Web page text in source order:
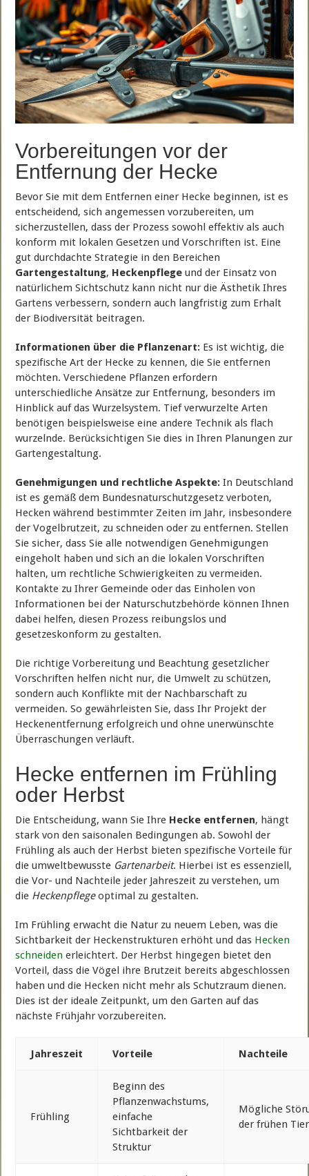
Vorbereitungen vor der
Entfernung der Hecke
Bevor Sie mit dem Entfernen einer Hecke beginnen, ist es
entscheidend, sich angemessen vorzubereiten, um
sicherzustellen, dass der Prozess sowohl effektiv als auch
konform mit lokalen Gesetzen und Vorschriften ist. Eine
gut durchdachte Strategie in den Bereichen
Gartengestaltung, Heckenpflege und der Einsatz von
natürlichem Sichtschutz kann nicht nur die Ästhetik Ihres
Gartens verbessern, sondern auch langfristig zum Erhalt
der Biodiversität beitragen.
Informationen über die Pflanzenart: Es ist wichtig, die
spezifische Art der Hecke zu kennen, die Sie entfernen
möchten. Verschiedene Pflanzen erfordern
unterschiedliche Ansätze zur Entfernung, besonders im
Hinblick auf das Wurzelsystem. Tief verwurzelte Arten
benötigen beispielsweise eine andere Technik als flach
wurzelnde. Berücksichtigen Sie dies in Ihren Planungen zur
Gartengestaltung.
Genehmigungen und rechtliche Aspekte: In Deutschland
ist es gemäß dem Bundesnaturschutzgesetz verboten,
Hecken während bestimmter Zeiten im Jahr, insbesondere
der Vogelbrutzeit, zu schneiden oder zu entfernen. Stellen
Sie sicher, dass Sie alle notwendigen Genehmigungen
eingeholt haben und sich an die lokalen Vorschriften
halten, um rechtliche Schwierigkeiten zu vermeiden.
Kontakte zu Ihrer Gemeinde oder das Einholen von
Informationen bei der Naturschutzbehörde können Ihnen
dabei helfen, diesen Prozess reibungslos und
gesetzeskonform zu gestalten.
Die richtige Vorbereitung und Beachtung gesetzlicher
Vorschriften helfen nicht nur, die Umwelt zu schützen,
sondern auch Konflikte mit der Nachbarschaft zu
vermeiden. So gewährleisten Sie, dass Ihr Projekt der
Heckenentfernung erfolgreich und ohne unerwünschte
Überraschungen verläuft.
Hecke entfernen im Frühling
oder Herbst
Die Entscheidung, wann Sie Ihre Hecke entfernen, hängt
stark von den saisonalen Bedingungen ab. Sowohl der
Frühling als auch der Herbst bieten spezifische Vorteile für
die umweltbewusste Gartenarbeit. Hierbei ist es essenziell,
die Vor- und Nachteile jeder Jahreszeit zu verstehen, um
die Heckenpflegeoptimal zu gestalten.
Im Frühling erwacht die Natur zu neuem Leben, was die
Sichtbarkeit der Heckenstrukturen erhöht und das Hecken
schneiden erleichtert. Der Herbst hingegen bietet den
Vorteil, dass die Vögel ihre Brutzeit bereits abgeschlossen
haben und die Hecken nicht mehr als Schutzraum dienen.
Dies ist der ideale Zeitpunkt, um den Garten auf das
nächste Frühjahr vorzubereiten.
Jahreszeit Vorteile Nachteile
Frühling
Beginn des
Pflanzenwachstums,
einfache
Sichtbarkeit der
Struktur
Mögliche
der frühen